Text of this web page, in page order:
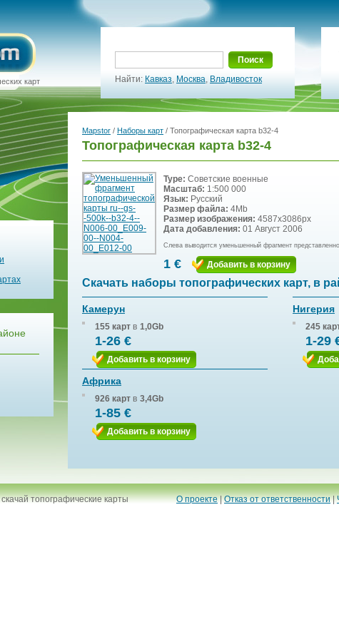
карт
Поиск
Найти: Кавказ, Москва, Владивосток
Mapstor / Наборы карт / Топографическая карта b32-4
Топографическая карта b32-4
Type: Советские военные
Масштаб: 1:500 000
Язык: Русский
Размер файла: 4Mb
Размер изображения: 4587x3086px
Дата добавления: 01 Август 2006
Слева выводится уменьшенный фрагмент
1 € Добавить в корзину
Скачать наборы топографических карт, в
Камерун
155 карт в 1,0Gb
1-26 €
Добавить в корзину
Нигерия
245
1-29
Африка
926 карт в 3,4Gb
1-85 €
Добавить в корзину
скачай топографические карты О проекте|Отказ от ответственности|